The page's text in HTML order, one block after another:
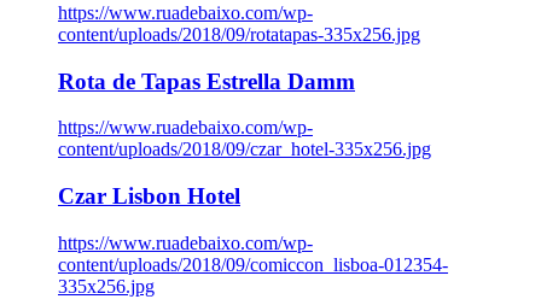
https://www.ruadebaixo.com/wp-
content/uploads/2018/09/rotatapas-335x256.jpg
Rota de Tapas Estrella Damm
https://www.ruadebaixo.com/wp-
content/uploads/2018/09/czar_hotel-335x256.jpg
Czar Lisbon Hotel
https://www.ruadebaixo.com/wp-
content/uploads/2018/09/comiccon_lisboa-012354-
335x256.jpg